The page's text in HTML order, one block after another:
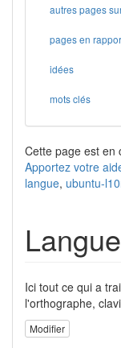
autres pages
pages en
idées
mots clés
Cette page est en
Apportez votre
langue, ubuntu-
Langue
Ici tout ce qui a
l'orthographe,
Modifier